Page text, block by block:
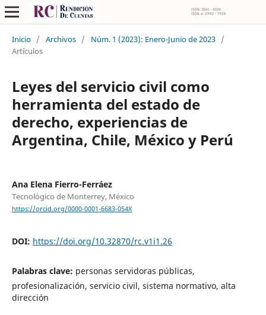
Inicio / Archivos / Núm. 1 (2023): Enero-Junio de 2023 /
Artículos
Leyes del servicio civil como
herramienta del estado de
derecho, experiencias de
Argentina, Chile, México y Perú
Ana Elena Fierro-Ferráez
Tecnológico de Monterrey, México
https://orcid.org/0000-0001-6683-054X
DOI: https://doi.org/10.32870/rc.v1i1.26
Palabras clave: personas servidoras públicas,
profesionalización, servicio civil, sistema normativo, alta
dirección